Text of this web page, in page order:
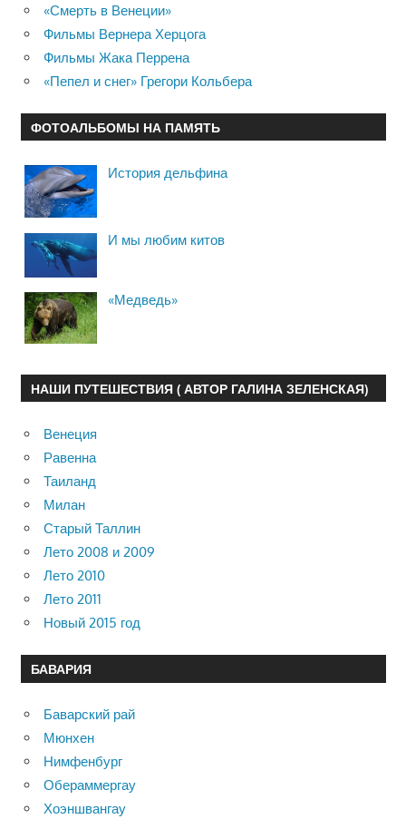
«Смерть в Венеции»
Фильмы Вернера Херцога
Фильмы Жака Перрена
«Пепел и снег» Грегори Кольбера
ФОТОАЛЬБОМЫ НА ПАМЯТЬ
История дельфина
И мы любим китов
«Медведь»
НАШИ ПУТЕШЕСТВИЯ ( АВТОР ГАЛИНА ЗЕЛЕНСКАЯ)
Венеция
Равенна
Таиланд
Милан
Старый Таллин
Лето 2008 и 2009
Лето 2010
Лето 2011
Новый 2015 год
БАВАРИЯ
Баварский рай
Мюнхен
Нимфенбург
Обераммергау
Хоэншвангау